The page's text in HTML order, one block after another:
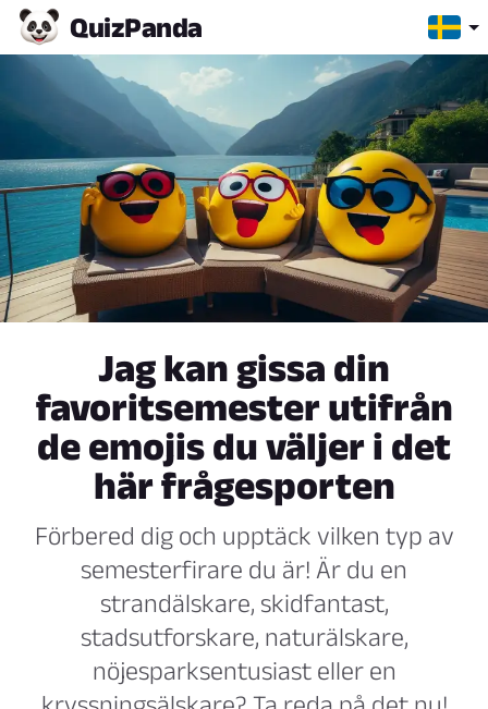
QuizPanda
Jag kan gissa din
favoritsemester utifrån
de emojis du väljer i det
här frågesporten
Förbered dig och upptäck vilken typ av
semesterfirare du är! Är du en
strandälskare, skidfantast,
stadsutforskare, naturälskare,
nöjesparksentusiast eller en